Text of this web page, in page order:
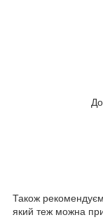
Також
який теж можна